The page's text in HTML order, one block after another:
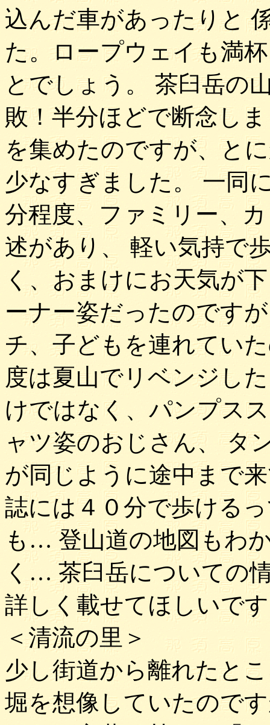
込んだ車があったりと
た。ロープウェイも満
とでしょう。 茶臼岳の
敗！半分ほどで断念し
を集めたのですが、と
少なすぎました。 一同
分程度、ファミリー、
述があり、 軽い気持で
く、おまけにお天気が
ーナー姿だったのです
チ、子どもを連れてい
度は夏山でリベンジし
けではなく、パンプス
ャツ姿のおじさん、 タ
が同じように途中まで
誌には４０分で歩ける
も… 登山道の地図もわ
く… 茶臼岳についての
詳しく載せてほしいで
＜清流の里＞
少し街道から離れたと
堀を想像していたので